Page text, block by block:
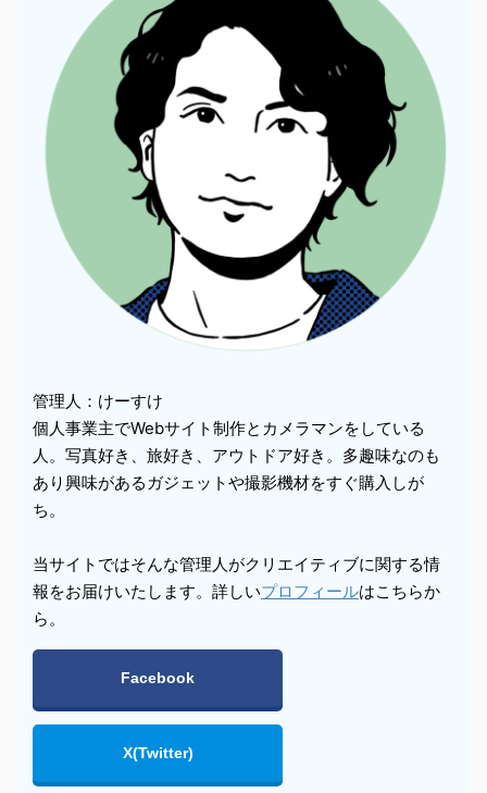
管理人：けーすけ
個人事業主でWebサイト制作とカメラマンをしている
人。写真好き、旅好き、アウトドア好き。多趣味なのも
あり興味があるガジェットや撮影機材をすぐ購入しが
ち。
当サイトではそんな管理人がクリエイティブに関する情
報をお届けいたします。詳しいプロフィールはこちらか
ら。
Facebook
X(Twitter)